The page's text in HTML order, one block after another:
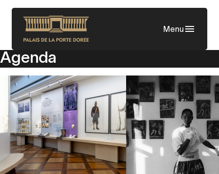
Aller
contenu
principal
Menu
Agenda